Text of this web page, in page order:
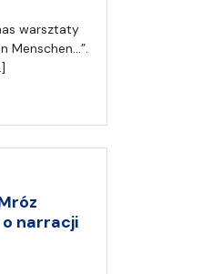
warsztaty
Menschen…”.
narracji